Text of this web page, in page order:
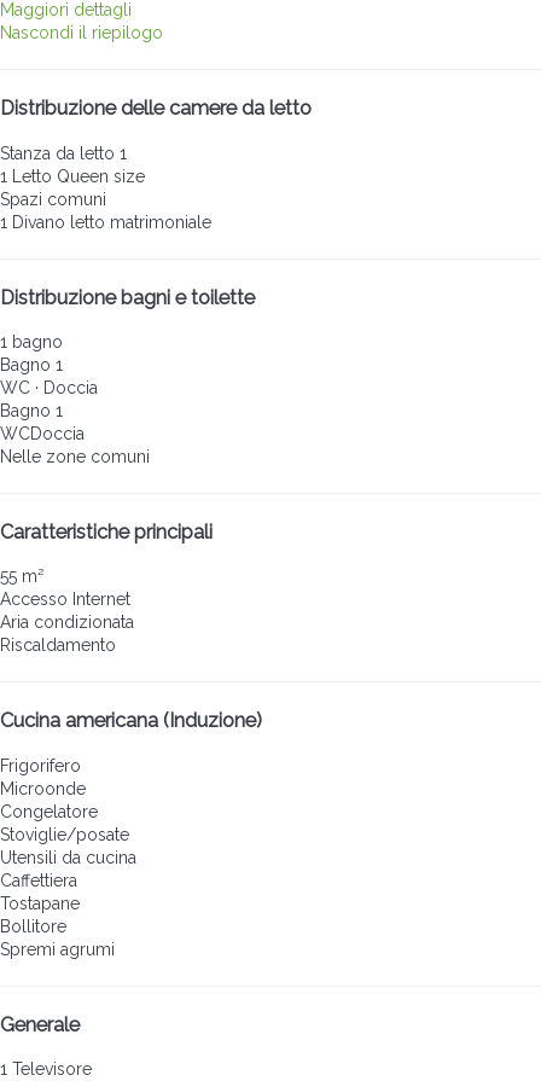
Maggiori dettagli
Nascondi il riepilogo
Distribuzione delle camere da letto
Stanza da letto 1
1 Letto Queen size
Spazi comuni
1 Divano letto matrimoniale
Distribuzione bagni e toilette
1 bagno
Bagno 1
WC · Doccia
Bagno 1
WCDoccia
Nelle zone comuni
Caratteristiche principali
55 m²
Accesso Internet
Aria condizionata
Riscaldamento
Cucina americana (Induzione)
Frigorifero
Microonde
Congelatore
Stoviglie/posate
Utensili da cucina
Caffettiera
Tostapane
Bollitore
Spremi agrumi
Generale
1 Televisore